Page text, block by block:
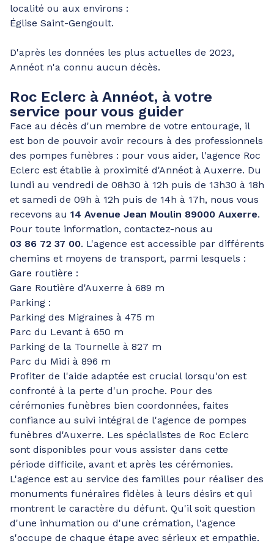
localité ou aux environs :
Église Saint-Gengoult.
D'après les données les plus actuelles de 2023,
Annéot n'a connu aucun décès.
Roc Eclerc à Annéot, à votre
service pour vous guider
Face au décès d'un membre de votre entourage, il
est bon de pouvoir avoir recours à des professionnels
des pompes funèbres : pour vous aider, l'agence Roc
Eclerc est établie à proximité d'Annéot à Auxerre. Du
lundi au vendredi de 08h30 à 12h puis de 13h30 à 18h
et samedi de 09h à 12h puis de 14h à 17h, nous vous
recevons au 14 Avenue Jean Moulin 89000 Auxerre.
Pour toute information, contactez-nous au
03 86 72 37 00. L'agence est accessible par différents
chemins et moyens de transport, parmi lesquels :
Gare routière :
Gare Routière d'Auxerre à 689 m
Parking :
Parking des Migraines à 475 m
Parc du Levant à 650 m
Parking de la Tournelle à 827 m
Parc du Midi à 896 m
Profiter de l'aide adaptée est crucial lorsqu'on est
confronté à la perte d'un proche. Pour des
cérémonies funèbres bien coordonnées, faites
confiance au suivi intégral de l'agence de pompes
funèbres d'Auxerre. Les spécialistes de Roc Eclerc
sont disponibles pour vous assister dans cette
période difficile, avant et après les cérémonies.
L'agence est au service des familles pour réaliser des
monuments funéraires fidèles à leurs désirs et qui
montrent le caractère du défunt. Qu'il soit question
d'une inhumation ou d'une crémation, l'agence
s'occupe de chaque étape avec sérieux et empathie.